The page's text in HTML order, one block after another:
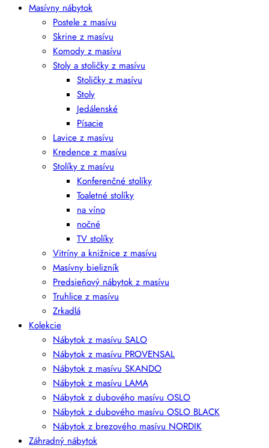
Masívny nábytok
Postele z masívu
Skrine z masívu
Komody z masívu
Stoly a stoličky z masívu
Stoličky z masívu
Stoly
Jedálenské
Písacie
Lavice z masívu
Kredence z masívu
Stolíky z masívu
Konferenčné stolíky
Toaletné stolíky
na víno
nočné
TV stolíky
Vitríny a knižnice z masívu
Masívny bielizník
Predsieňový nábytok z masívu
Truhlice z masívu
Zrkadlá
Kolekcie
Nábytok z masívu SALO
Nábytok z masívu PROVENSAL
Nábytok z masívu SKANDO
Nábytok z masívu LAMA
Nábytok z dubového masívu OSLO
Nábytok z dubového masívu OSLO BLACK
Nábytok z brezového masívu NORDIK
Záhradný nábytok